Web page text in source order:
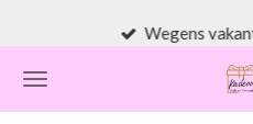
naar
de
Wegens